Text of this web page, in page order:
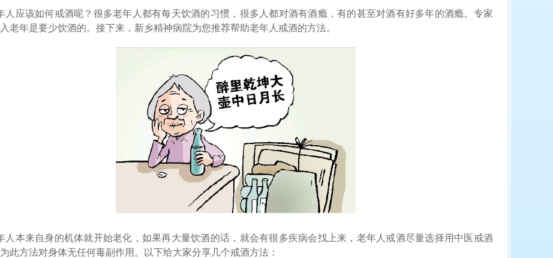
人应该如何戒酒呢？很多老年人都有每天饮酒的习惯，很多人都对酒有酒瘾，有的甚至对酒有好多年的酒瘾。专家
老年是要少饮酒的。接下来，新乡精神病院为您推荐帮助老年人戒酒的方法。
人本来自身的机体就开始老化，如果再大量饮酒的话，就会有很多疾病会找上来，老年人戒酒尽量选择用中医戒酒
此方法对身体无任何毒副作用。以下给大家分享几个戒酒方法：